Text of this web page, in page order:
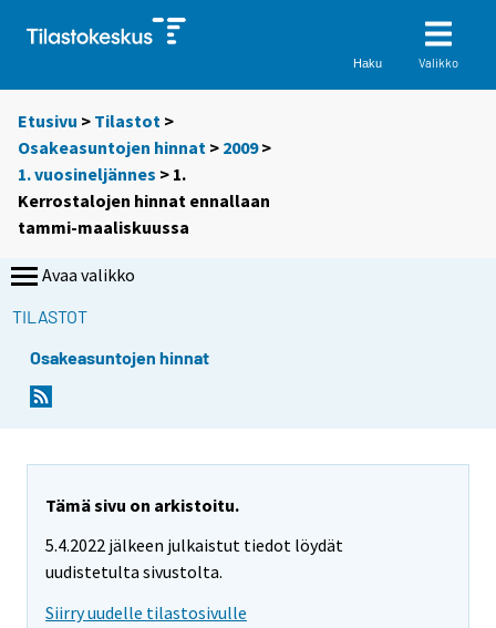
Haku Valikko
Etusivu > Tilastot >
Osakeasuntojen hinnat > 2009>
1. vuosineljännes > 1.
Kerrostalojen hinnat ennallaan
tammi-maaliskuussa
Avaa valikko
TILASTOT
Osakeasuntojen hinnat
Tämä sivu on arkistoitu.
5.4.2022 jälkeen julkaistut tiedot löydät
uudistetulta sivustolta.
Siirry uudelle tilastosivulle